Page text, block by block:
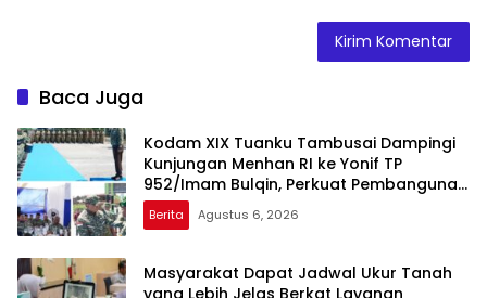
Baca Juga
Kodam XIX Tuanku Tambusai Dampingi
Kunjungan Menhan RI ke Yonif TP
952/Imam Bulqin, Perkuat Pembangunan
Satuan
Berita Agustus 6, 2026
Masyarakat Dapat Jadwal Ukur Tanah